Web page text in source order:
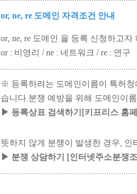
or, ne, re 도메인 자격조건 안내
or, ne, re 도메인 을 등록 신청하고
or : 비영리 / ne : 네트워크 / re : 연구
※ 등록하려는 도메인이름이 특허청
습니다.분쟁 예방을 위해 도메인이
▶ 등록상표 검색하기[키프리스 홈
뜻하지 않게 분쟁이 발생한 경우,
▶ 분쟁 상담하기 [인터넷주소분쟁